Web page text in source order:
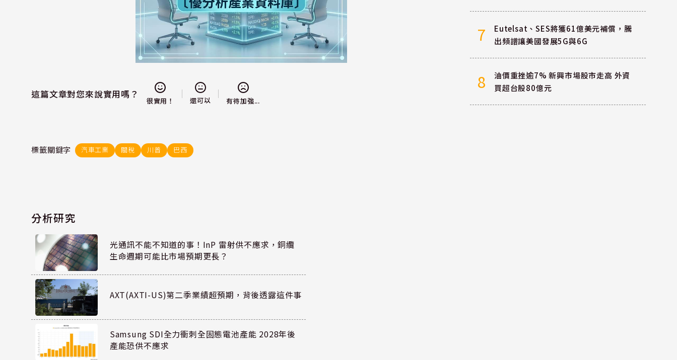
這篇文章對您來說實用嗎？
很實用！ 還可以 有待加強...
標籤關鍵字 汽車工業 關稅 川普 巴西
分析研究
光通訊不能不知道的事！InP 雷射供不應求，銅纜
生命週期可能比市場預期更長？
AXT(AXTI-US)第二季業績超預期，背後透露這件事
Samsung SDI全力衝刺全固態電池產能 2028年後
產能恐供不應求
7
Eutelsat、SES將獲61億美元補償，騰
出頻譜讓美國發展5G與6G
8
油價重挫逾7% 新興市場股市走高 外資
買超台股80億元